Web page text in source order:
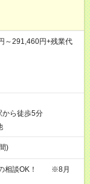
～291,460円+残業代
から徒歩5分
)
の相談OK！ ※8月